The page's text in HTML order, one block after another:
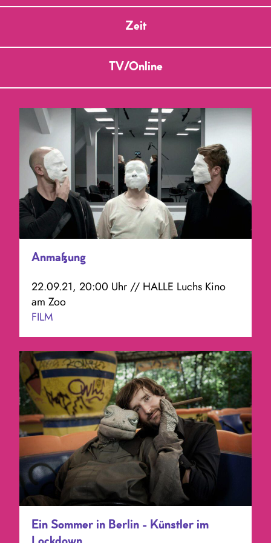
Im Anschluss: Filmgespräch mit Ira und
Zeit
TV/Online
Anmaßung
22.09.21, 20:00 Uhr // HALLE Luchs Kino
am Zoo
FILM
Ein Sommer in Berlin - Künstler im